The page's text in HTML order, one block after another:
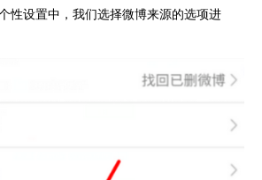
设置中，我们选择微博来源的选项进